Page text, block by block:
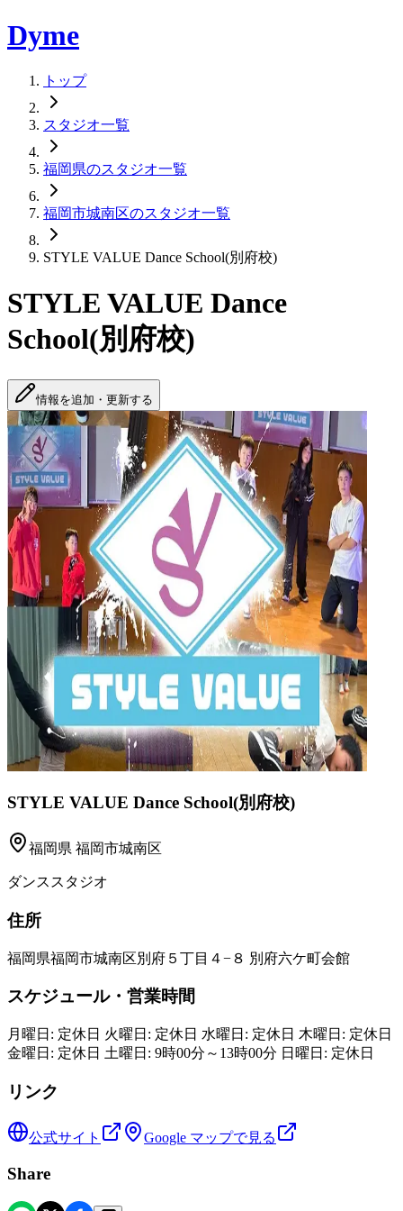
Dyme
トップ
スタジオ一覧
福岡県のスタジオ一覧
福岡市城南区のスタジオ一覧
STYLE VALUE Dance School(別府校)
STYLE VALUE Dance
School(別府校)
情報を追加・更新する
STYLE VALUE Dance School(別府校)
福岡県 福岡市城南区
ダンススタジオ
住所
福岡県福岡市城南区別府５丁目４−８ 別府六ケ町会館
スケジュール・営業時間
月曜日: 定休日 火曜日: 定休日 水曜日: 定休日 木曜日: 定休日
金曜日: 定休日 土曜日: 9時00分～13時00分 日曜日: 定休日
リンク
公式サイト Google マップで見る
Share